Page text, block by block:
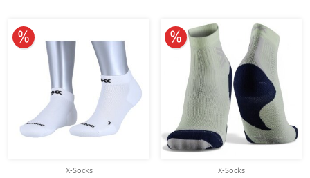
X-Socks
10% reduziert
X-Socks
10% reduziert